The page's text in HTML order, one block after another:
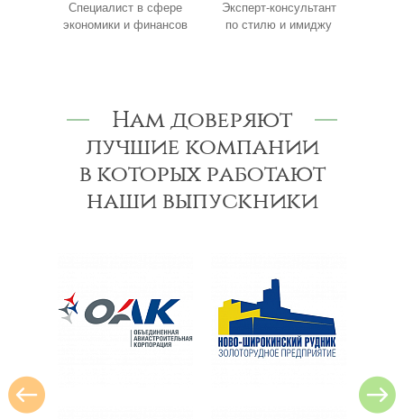
Эксперт-консультант
по стилю и имиджу
Эксперт по пищевому
производству
Нам доверяют
лучшие компании
в которых работают
наши выпускники